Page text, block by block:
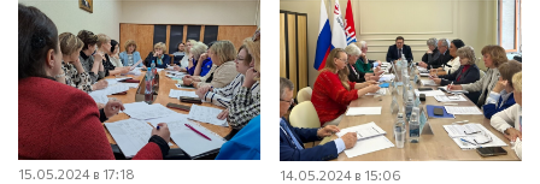
15.05.2024 в 17:18 14.05.2024 в 15:06